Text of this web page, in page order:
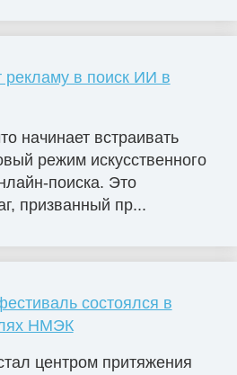
рекламу в поиск ИИ в
начинает встраивать
режим искусственного
поиска. Это
призванный пр...
состоялся в
НМЭК
центром притяжения